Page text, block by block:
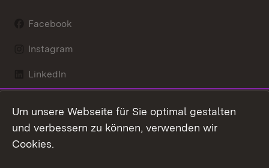
Facebook
Instagram
LinkedIn
X / Twitter
Youtube
Um unsere Webseite für Sie optimal gestalten
und verbessern zu können, verwenden wir
Cookies.